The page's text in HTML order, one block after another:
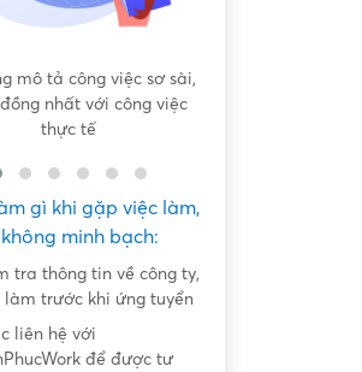
mô tả công việc sơ sài,
nhất với công việc
thực tế
gì khi gặp việc làm,
minh bạch:
tra thông tin về công ty,
làm trước khi ứng tuyển
liên hệ với
để được tư